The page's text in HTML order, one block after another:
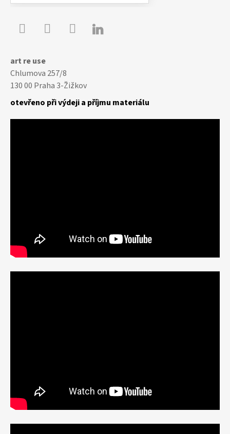

art re use
Chlumova 257/8
130 00 Praha 3-Žižkov
otevřeno při výdeji a příjmu materiálu